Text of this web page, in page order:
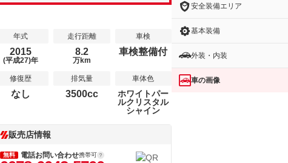
年式
2015
(平成27)年
走行距離
8.2
万km
車検
車検整備付
修復歴
なし
排気量
3500cc
車体色
ホワイトパー
ルクリスタル
シャイン
販売店情報
無料 電話お問い合わせ携帯可
安全装備エリア
基本装備
外装・内装
車の画像